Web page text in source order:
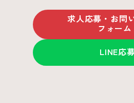
求人応募・お問
フォーム
LINE応